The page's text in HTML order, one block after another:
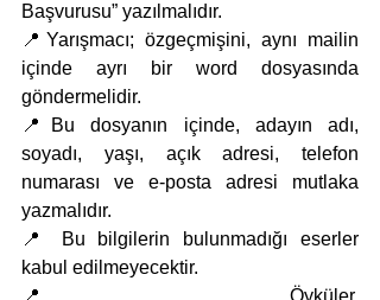
Başvurusu” yazılmalıdır.
📍Yarışmacı; özgeçmişini, aynı mailin
içinde ayrı bir word dosyasında
göndermelidir.
📍Bu dosyanın içinde, adayın adı,
soyadı, yaşı, açık adresi, telefon
numarası ve e-posta adresi mutlaka
yazmalıdır.
📍 Bu bilgilerin bulunmadığı eserler
kabul edilmeyecektir.
📍 Öyküler,